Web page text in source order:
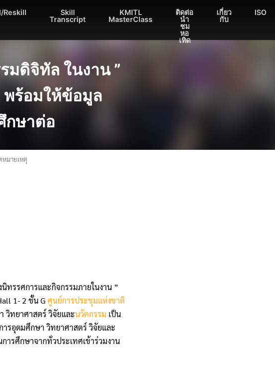
Reskill
Skill
Transcript
KMITL
MasterClass
ติดต่อ
นำ
ชม
หอ
เทิด
เกี่ยว
กับ
ISO
ดิจิทัล ในงาน ”
พร้อมให้ข้อมูล
กษาต่อ
หมายเหตุ
ทรรศการและกิจกรรมภายในงาน ”
1- 2 ชั้น Gศูนย์การประชุมแห่งชาติ
วิทยาศาสตร์ วิจัยและนวัตกรรม เป็น
รอุดมศึกษา วิทยาศาสตร์ วิจัยและ
ารศึกษาจากทั่วประเทศเข้าร่วมงาน